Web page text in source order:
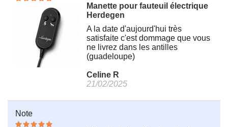
Manette pour fauteuil électrique
Herdegen
A la date d'aujourd'hui très
satisfaite c'est dommage que vous
ne livrez dans les antilles
(guadeloupe)
Celine R
21/02/2025
Note